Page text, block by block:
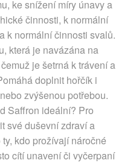
ke snížení míry únavy a
činnosti, k normální
k normální činnosti svalů.
která je navázána na
je šetrná k trávení a
doplnit hořčík i
zvýšenou potřebou.
Saffron ideální? Pro
své duševní zdraví a
kdo prožívají náročné
cítí unavení či vyčerpaní